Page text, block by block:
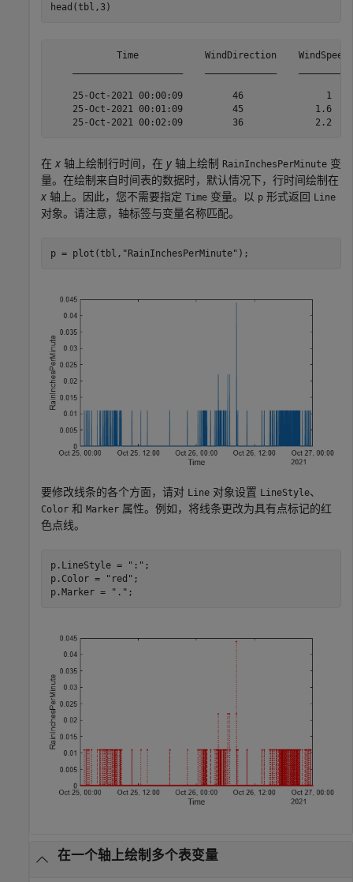
head(tbl,3)
Time            WindDirection
25-Oct-2021 00:00:09         46               1
25-Oct-2021 00:01:09         45             1.6
在 x 轴上绘制行时间，在 y 轴上绘制 RainInchesPerMinute 变
量。在绘制来自时间表的数据时，默认情况下，行时间绘制在
x 轴上。因此，您不需要指定 Time 变量。以 p 形式返回 Line
对象。请注意，轴标签与变量名称匹配。
p = plot(tbl, "RainInchesPerMinute" );
要修改线条的各个方面，请对 Line 对象设置 LineStyle、
Color 和 Marker 属性。例如，将线条更改为具有点标记的红
色点线。
p.LineStyle = ":" ;
p.Color =
"red" ;
p.Marker =
"." ;
在一个轴上绘制多个表变量